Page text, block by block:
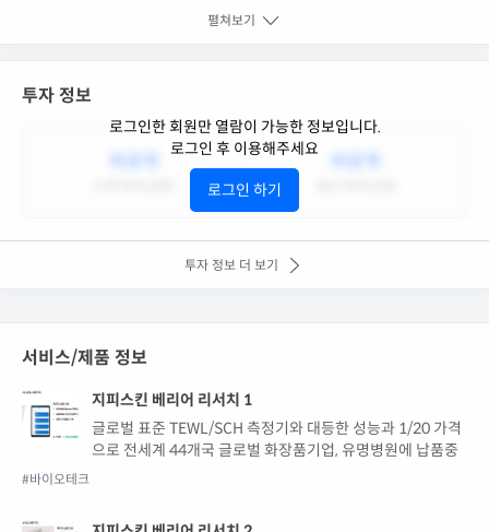
펼쳐보기
투자 정보
로그인한 회원만 열람이 가능한 정보입니다.
로그인 후 이용해주세요
로그인 하기
투자 정보 더 보기
서비스/제품 정보
지피스킨 베리어 리서치 1
글로벌 표준 TEWL/SCH 측정기와 대등한 성능과 1/20 가격
으로 전세계 44개국 글로벌 화장품기업, 유명병원에 납품중
#바이오테크